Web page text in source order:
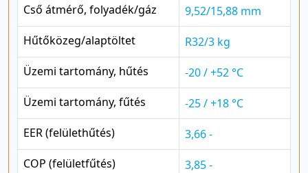
Cső átmérő, folyadék/gáz
9,52/15,88 mm
Hűtőközeg/alaptöltet
R32/3 kg
Üzemi tartomány, hűtés
-20 / +52 °C
Üzemi tartomány, fűtés
-25 / +18 °C
EER (felülethűtés)
3,66 -
COP (felületfűtés)
3,85 -